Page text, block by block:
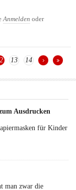
Bully:
Anmelden oder
13 14
Ausdrucken
für Kinder
man zwar die